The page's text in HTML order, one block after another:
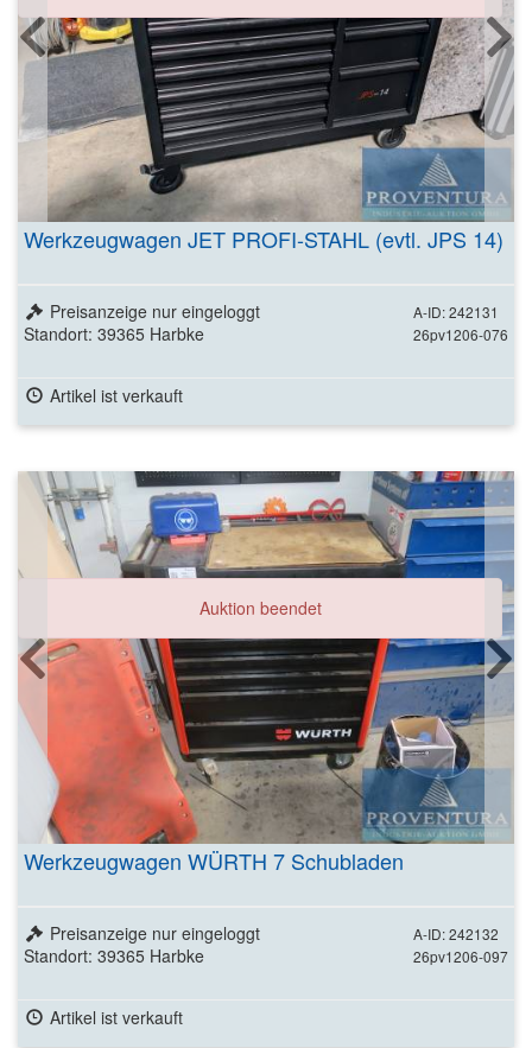
Werkzeugwagen JET PROFI-STAHL (evtl. JPS 14)
A-ID: 242131
26pv1206-076
Preisanzeige nur eingeloggt
Standort: 39365 Harbke
Artikel ist verkauft
Auktion beendet
Werkzeugwagen WÜRTH 7 Schubladen
A-ID: 242132
26pv1206-097
Preisanzeige nur eingeloggt
Standort: 39365 Harbke
Artikel ist verkauft